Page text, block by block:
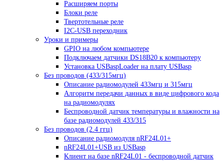
Расширяем порты
Блоки реле
Твертотельные реле
I2C-USB переходник
Уроки и примеры
GPIO на любом компьютере
Подключаем датчики DS18B20 к компьютеру
Установка USBaspLoader на плату USBasp
Без проводов (433/315мгц)
Описание радиомодулей 433мгц и 315мгц
Алгоритм передачи данных в виде цифрового кода
на радиомодулях
Беспроводной датчик температуры и влажности на
базе радиомодулей 433/315
Без проводов (2.4 ггц)
Описание радиомодуля nRF24L01+
nRF24L01+USB из USBasp
Клиент на базе nRF24L01 - беспроводной датчик